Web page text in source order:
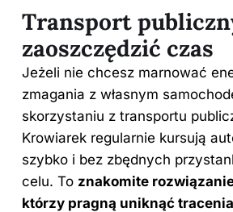
Transport
zaoszczędzić czas
Jeżeli nie chcesz marnować
zmagania z własnym
skorzystaniu z transportu
Krowiarek regularnie kursują
szybko i bez zbędnych
celu. To znakomite
którzy pragną uniknąć